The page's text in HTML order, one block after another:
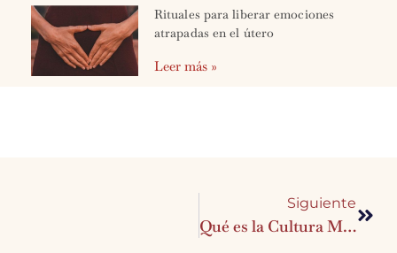
Rituales para liberar emociones
atrapadas en el útero
Leer más »
Siguiente
Qué es la Cultura Menstrual